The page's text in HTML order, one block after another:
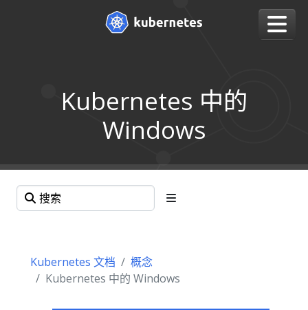
Kubernetes 中的
Windows
Kubernetes 文档
概念
Kubernetes 中的 Windows